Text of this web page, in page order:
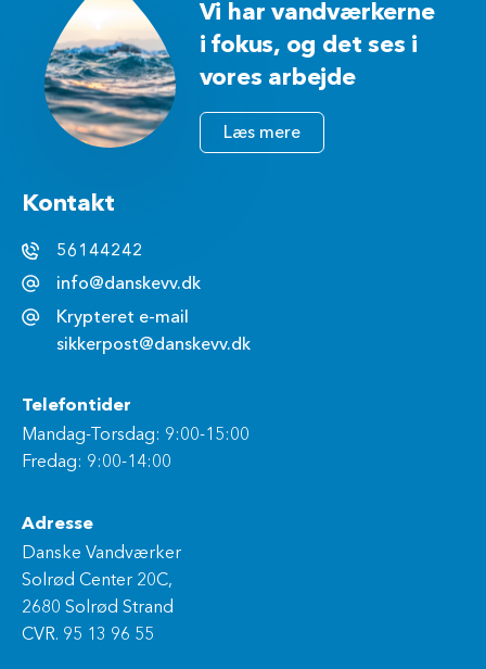
Vi har vandværkerne
i fokus, og det ses i
vores arbejde
Læs mere
Kontakt
56144242
info@danskevv.dk
Krypteret e-mail
sikkerpost@danskevv.dk
Telefontider
Mandag-Torsdag: 9:00-15:00
Fredag: 9:00-14:00
Adresse
Danske Vandværker
Solrød Center 20C,
2680 Solrød Strand
CVR. 95 13 96 55